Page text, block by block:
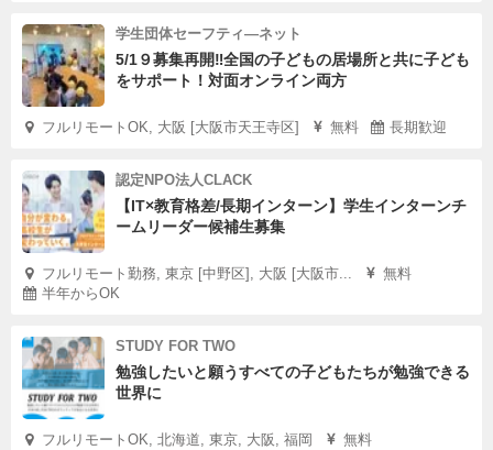
学生団体セーフティ―ネット
5/1９募集再開‼全国の子どもの居場所と共に子ども
をサポート！対面オンライン両方
フルリモートOK, 大阪 [大阪市天王寺区] 無料 長期歓迎
認定NPO法人CLACK
【IT×教育格差/長期インターン】学生インターンチ
ームリーダー候補生募集
フルリモート勤務, 東京 [中野区], 大阪 [大阪市...
無料
半年からOK
STUDY FOR TWO
勉強したいと願うすべての子どもたちが勉強できる
世界に
フルリモートOK, 北海道, 東京, 大阪, 福岡
無料